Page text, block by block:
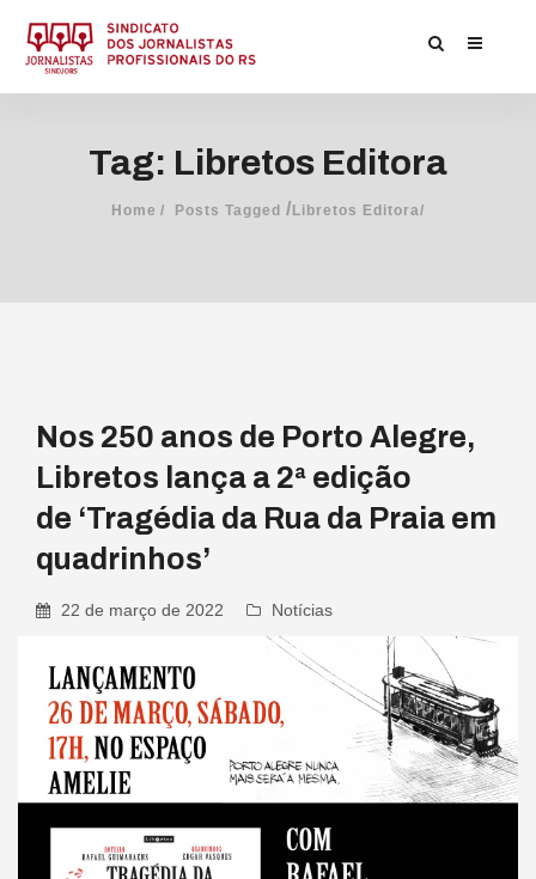
Tag: Libretos Editora
Home Posts Tagged / Libretos Editora/
Nos 250 anos de Porto Alegre,
Libretos lança a 2ª edição
de ‘Tragédia da Rua da Praia em
quadrinhos’
22 de março de 2022 Notícias